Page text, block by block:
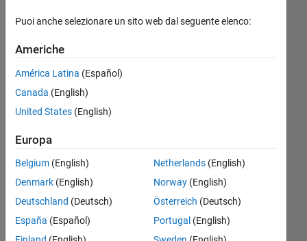
of the ray
correctly?
As my
reflection
makes
in
direction
Aknur
9 Mar
2023
Puoi anche selezionare un sito web dal seguente elenco:
Americhe
América Latina (Español)
Canada (English)
United States (English)
Europa
Belgium (English)
Denmark (English)
Deutschland (Deutsch)
España (Español)
Netherlands(English)
Norway(English)
Österreich (Deutsch)
Portugal (English)